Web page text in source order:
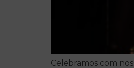
Celebramos com